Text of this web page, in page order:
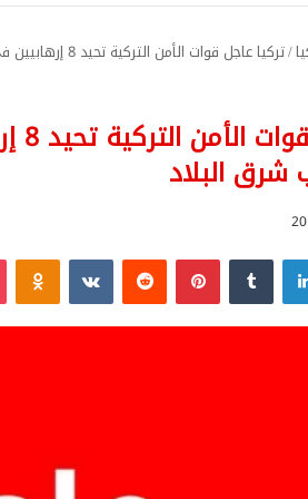
/تركيا عاجل قوات الأمن التركية تحيد 8 إرهابيين في جبل جودي بولاية شرناق جنوب شرق البلاد
البلاد
لينكدإن بينتيريست